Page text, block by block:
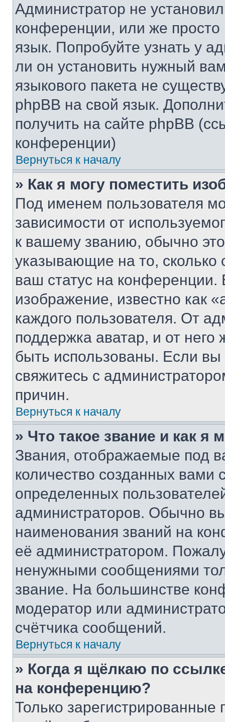
Администратор не
конференции, или же
язык. Попробуйте узнать у
ли он установить нужный
языкового пакета не
phpBB на свой язык.
получить на сайте phpBB
конференции)
Вернуться к началу
» Как я могу поместить
Под именем пользователя
зависимости от
к вашему званию, обычно это
указывающие на то,
ваш статус на
изображение, известно как
каждого пользователя. От
поддержка аватар, и от него
быть использованы. Если
свяжитесь с
причин.
Вернуться к началу
» Что такое звание и как я
Звания, отображаемые под
количество созданных
определенных
администраторов. Обычно
наименования званий на
её администратором.
ненужными сообщениями
звание. На большинстве
модератор или
счётчика сообщений.
Вернуться к началу
» Когда я щёлкаю по
на конференцию?
Только зарегистрированные